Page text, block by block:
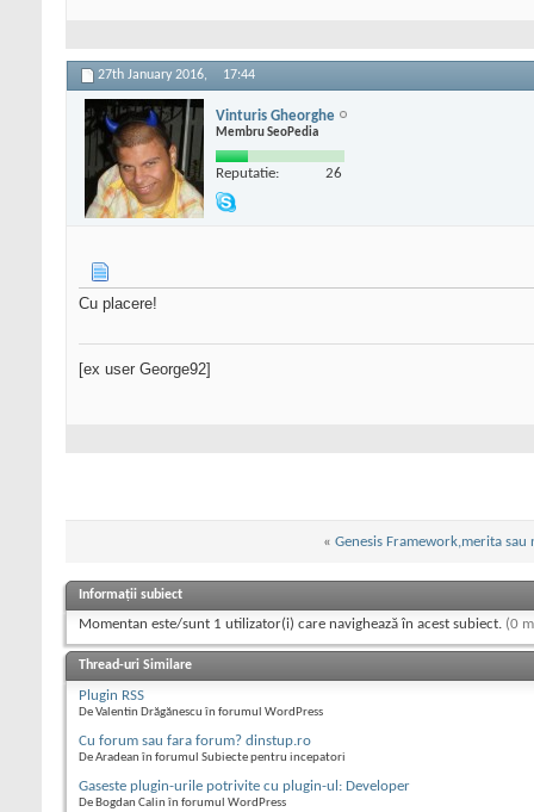
27th January 2016, 17:44
Vinturis Gheorghe
Membru SeoPedia
Reputatie: 26
Cu placere!
[ex user George92]
« Genesis Framework,merita sau
Informații subiect
Momentan este/sunt 1 utilizator(i) care navighează în acest subiect. (0
Thread-uri Similare
Plugin RSS
De Valentin Drăgănescu în forumul WordPress
Cu forum sau fara forum? dinstup.ro
De Aradean în forumul Subiecte pentru incepatori
Gaseste plugin-urile potrivite cu plugin-ul: Developer
De Bogdan Calin în forumul WordPress